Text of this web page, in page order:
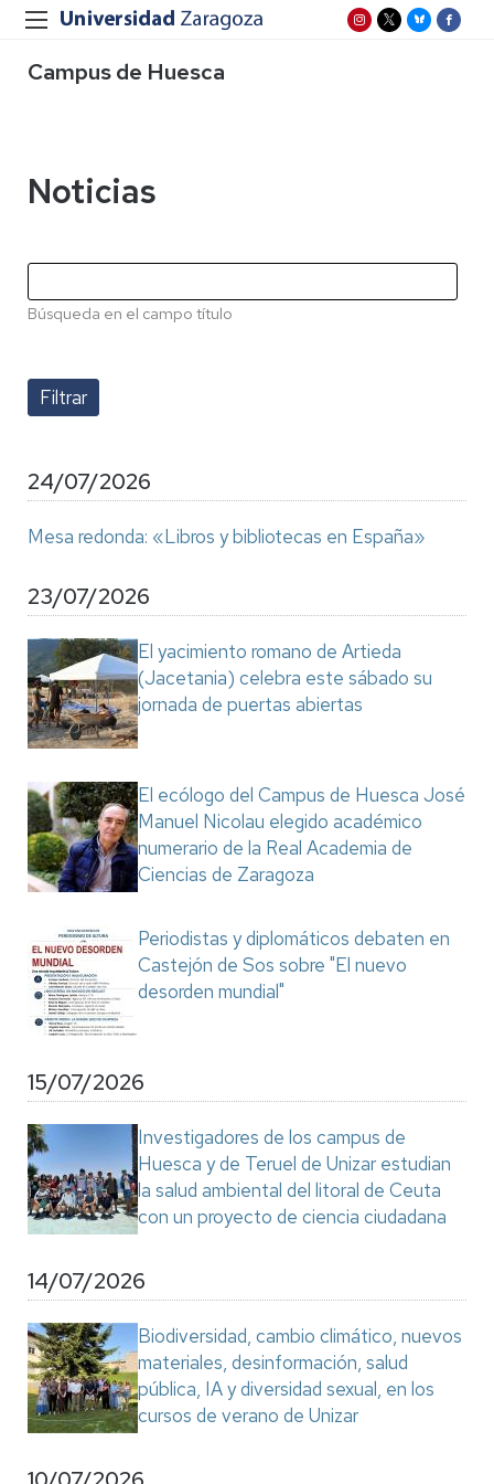
Campus de Huesca
Noticias
Búsqueda en el campo título
24/07/2026
Mesa redonda: «Libros y bibliotecas en España»
23/07/2026
El yacimiento romano de Artieda
(Jacetania) celebra este sábado su
jornada de puertas abiertas
El ecólogo del Campus de Huesca José
Manuel Nicolau elegido académico
numerario de la Real Academia de
Ciencias de Zaragoza
Periodistas y diplomáticos debaten en
Castejón de Sos sobre "El nuevo
desorden mundial"
15/07/2026
Investigadores de los campus de
Huesca y de Teruel de Unizar estudian
la salud ambiental del litoral de Ceuta
con un proyecto de ciencia ciudadana
14/07/2026
Biodiversidad, cambio climático, nuevos
materiales, desinformación, salud
pública, IA y diversidad sexual, en los
cursos de verano de Unizar